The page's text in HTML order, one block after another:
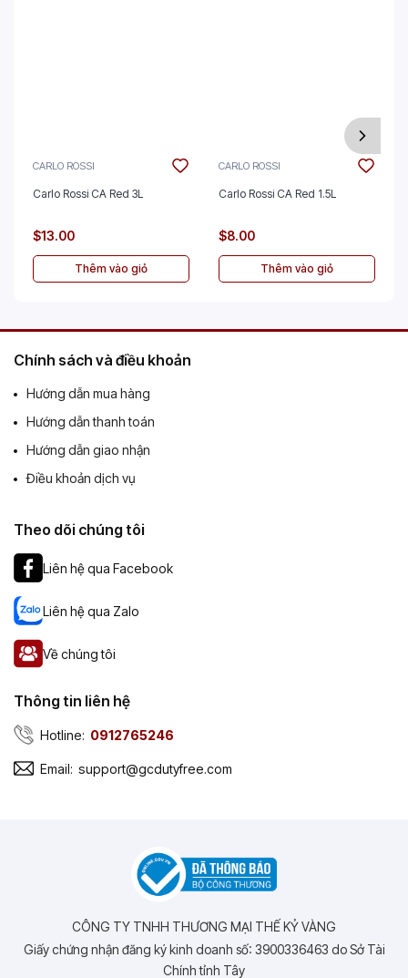
CARLO ROSSI
Carlo Rossi CA Red 3L
$13.00
Thêm vào giỏ
CARLO ROSSI
Carlo Rossi CA Red 1.5L
$8.00
Thêm vào giỏ
Chính sách và điều khoản
Hướng dẫn mua hàng
Hướng dẫn thanh toán
Hướng dẫn giao nhận
Điều khoản dịch vụ
Theo dõi chúng tôi
Liên hệ qua Facebook
Liên hệ qua Zalo
Về chúng tôi
Thông tin liên hệ
Hotline: 0912765246
Email: support@gcdutyfree.com
CÔNG TY TNHH THƯƠNG MẠI THẾ KỶ VÀNG
Giấy chứng nhận đăng ký kinh doanh số: 3900336463 do Sở Tài
Chính tỉnh Tây